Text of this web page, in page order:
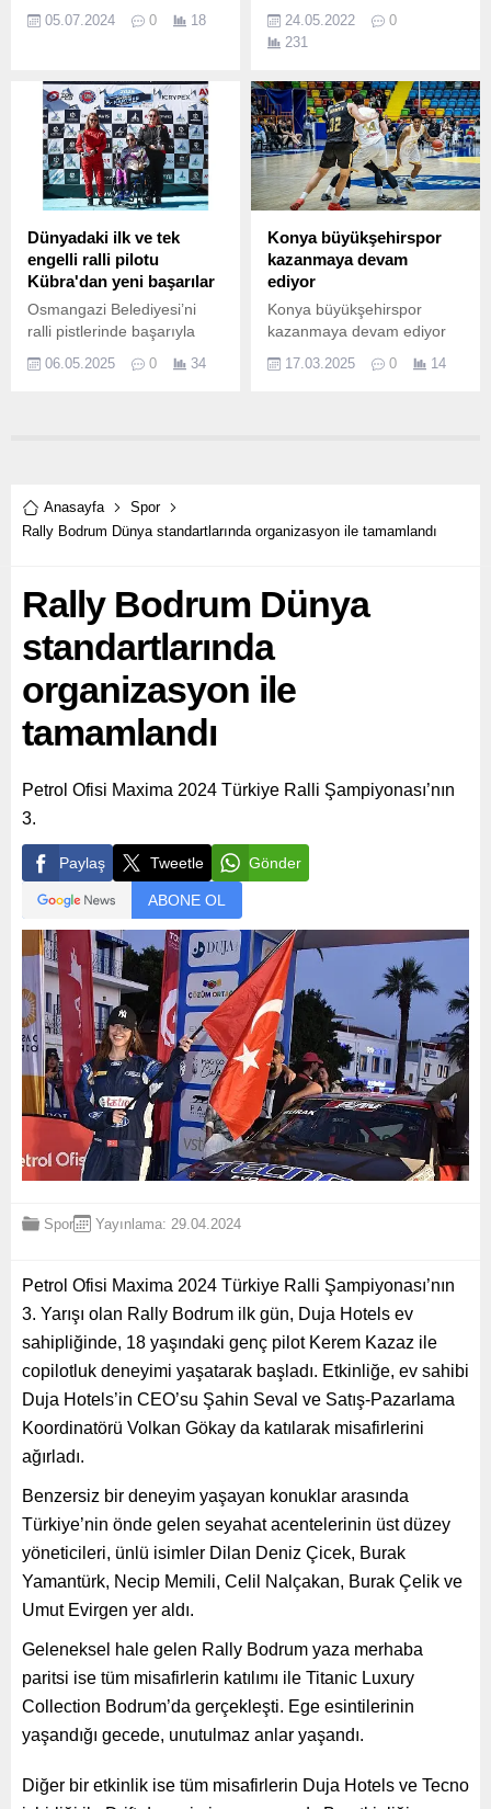
geçirmeleri için düzenlenen
tamamlandı.
05.07.2024 0 18
yıl düzenlediği Kum Futbol
Turnuvası 3 Haziran 2022
24.05.2022
0
231
Dünyadaki ilk ve tek
engelli ralli pilotu
Kübra'dan yeni başarılar
Osmangazi Belediyesi’ni
ralli pistlerinde başarıyla
tek engelli kadın ralli pilotu
06.05.2025 0 34
Konya büyükşehirspor
kazanmaya devam
ediyor
Konya büyükşehirspor
kazanmaya devam ediyor
Ligi’nin 29.
17.03.2025 0 14
Anasayfa
Spor
Rally Bodrum Dünya standartlarında organizasyon ile tamamlandı
Rally Bodrum Dünya
standartlarında
organizasyon ile
tamamlandı
Petrol Ofisi Maxima 2024 Türkiye Ralli Şampiyonası’nın
3.
Paylaş Tweetle Gönder
ABONE OL
Spor Yayınlama: 29.04.2024
Petrol Ofisi Maxima 2024 Türkiye Ralli Şampiyonası’nın
3. Yarışı olan Rally Bodrum ilk gün, Duja Hotels ev
sahipliğinde, 18 yaşındaki genç pilot Kerem Kazaz ile
copilotluk deneyimi yaşatarak başladı. Etkinliğe, ev sahibi
Duja Hotels’in CEO’su Şahin Seval ve Satış-Pazarlama
Koordinatörü Volkan Gökay da katılarak misafirlerini
ağırladı.
Benzersiz bir deneyim yaşayan konuklar arasında
Türkiye’nin önde gelen seyahat acentelerinin üst düzey
yöneticileri, ünlü isimler Dilan Deniz Çicek, Burak
Yamantürk, Necip Memili, Celil Nalçakan, Burak Çelik ve
Umut Evirgen yer aldı.
Geleneksel hale gelen Rally Bodrum yaza merhaba
paritsi ise tüm misafirlerin katılımı ile Titanic Luxury
Collection Bodrum’da gerçekleşti. Ege esintilerinin
yaşandığı gecede, unutulmaz anlar yaşandı.
Diğer bir etkinlik ise tüm misafirlerin Duja Hotels ve Tecno